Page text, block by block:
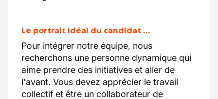
Le portrait idéal du candidat …
Pour intégrer notre équipe, nous
recherchons une personne dynamique qui
aime prendre des initiatives et aller de
l'avant. Vous devez apprécier le travail
collectif et être un collaborateur de